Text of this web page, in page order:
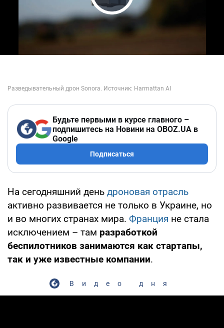
Play Video
Будьте первыми в курсе главного –
подпишитесь на Новини на OBOZ.UA в
Google
Подписаться
На сегодняшний день дроновая отрасль
активно развивается не только в Украине, но
и во многих странах мира. Франция не стала
исключением – там разработкой
беспилотников занимаются как стартапы,
так и уже известные компании.
Видео дня